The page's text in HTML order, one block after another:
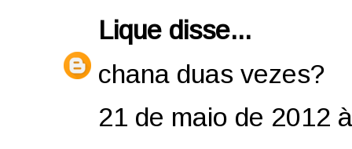
Lique disse...
chana duas vezes?
21 de maio de 2012